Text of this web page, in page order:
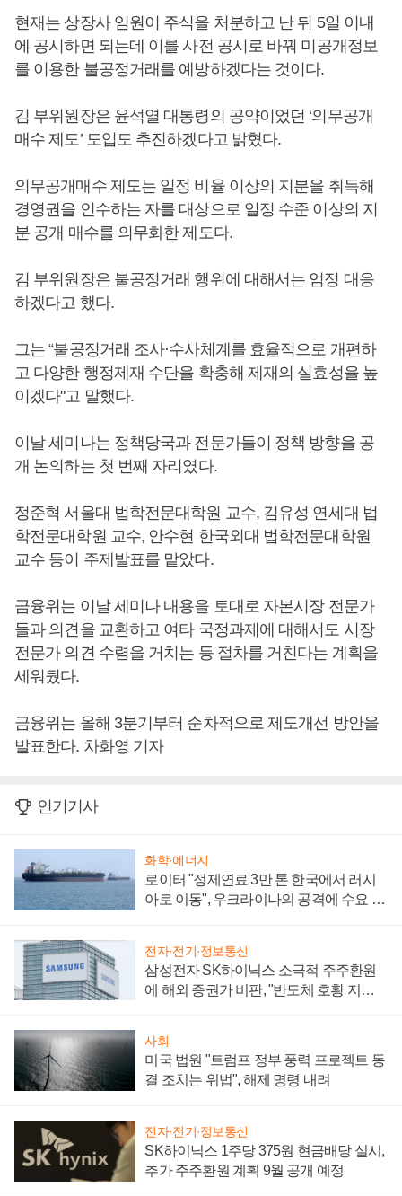
현재는 상장사 임원이 주식을 처분하고 난 뒤 5일 이내
에 공시하면 되는데 이를 사전 공시로 바꿔 미공개정보
를 이용한 불공정거래를 예방하겠다는 것이다.
김 부위원장은 윤석열 대통령의 공약이었던 ‘의무공개
매수 제도’ 도입도 추진하겠다고 밝혔다.
의무공개매수 제도는 일정 비율 이상의 지분을 취득해
경영권을 인수하는 자를 대상으로 일정 수준 이상의 지
분 공개 매수를 의무화한 제도다.
김 부위원장은 불공정거래 행위에 대해서는 엄정 대응
하겠다고 했다.
그는 “불공정거래 조사·수사체계를 효율적으로 개편하
고 다양한 행정제재 수단을 확충해 제재의 실효성을 높
이겠다"고 말했다.
이날 세미나는 정책당국과 전문가들이 정책 방향을 공
개 논의하는 첫 번째 자리였다.
정준혁 서울대 법학전문대학원 교수, 김유성 연세대 법
학전문대학원 교수, 안수현 한국외대 법학전문대학원
교수 등이 주제발표를 맡았다.
금융위는 이날 세미나 내용을 토대로 자본시장 전문가
들과 의견을 교환하고 여타 국정과제에 대해서도 시장
전문가 의견 수렴을 거치는 등 절차를 거친다는 계획을
세워뒀다.
금융위는 올해 3분기부터 순차적으로 제도개선 방안을
발표한다. 차화영 기자
인기기사
화학·에너지
로이터 "정제연료 3만 톤 한국에서 러시
아로 이동", 우크라이나의 공격에 수요 늘
전자·전기·정보통신
삼성전자 SK하이닉스 소극적 주주환원
에 해외 증권가 비판, "반도체 호황 지속
사회
미국 법원 "트럼프 정부 풍력 프로젝트 동
결 조치는 위법", 해제 명령 내려
전자·전기·정보통신
SK하이닉스 1주당 375원 현금배당 실시,
추가 주주환원 계획 9월 공개 예정